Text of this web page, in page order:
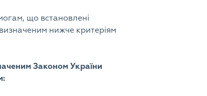
що встановлені
нижче критеріям
Законом України